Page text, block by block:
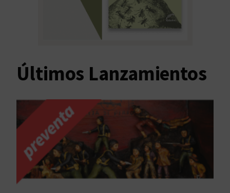
Últimos Lanzamientos